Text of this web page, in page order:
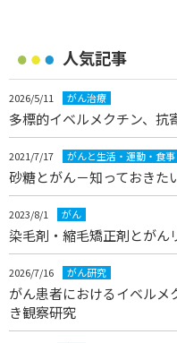
人気記事
2026/5/11 がん治療
多標的イベルメクチン、抗
2021/7/17 がんと生活・運動・食事
砂糖とがん－知っておきた
2023/8/1 がん
染毛剤・縮毛矯正剤とがん
2026/7/16 がん研究
がん患者におけるイベル
き観察研究